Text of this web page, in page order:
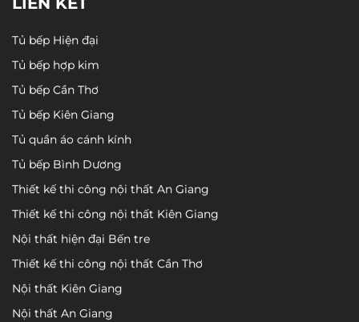
Tủ bếp Hiện đại
Tủ bếp hợp kim
Tủ bếp Cần Thơ
Tủ bếp Kiên Giang
Tủ quần áo cánh kính
Tủ bếp Bình Dương
Thiết kế thi công nội thất An Giang
Thiết kế thi công nội thất Kiên Giang
Nội thất hiện đại Bến tre
Thiết kế thi công nội thất Cần Thơ
Nội thất Kiên Giang
Nội thất An Giang